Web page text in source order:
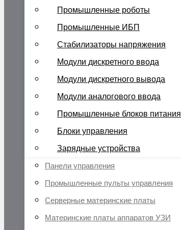
Промышленные роботы
Промышленные ИБП
Стабилизаторы напряжения
Модули дискретного ввода
Модули дискретного вывода
Модули аналогового ввода
Промышленные блоков питания
Блоки управления
Зарядные устройства
Панели управления
Промышленные пульты управления
Серверные материнские платы
Материнские платы аппаратов УЗИ